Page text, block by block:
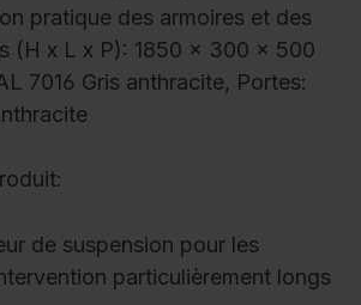
pratique des armoires et des
(H x L x P): 1850 x 300 x 500
7016 Gris anthracite, Portes:
de suspension pour les
particulièrement longs